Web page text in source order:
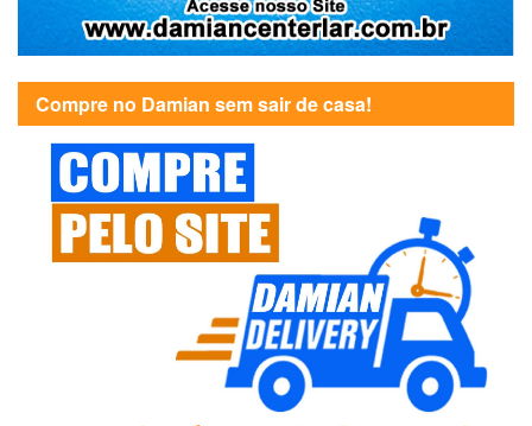
Compre no Damian sem sair de casa!